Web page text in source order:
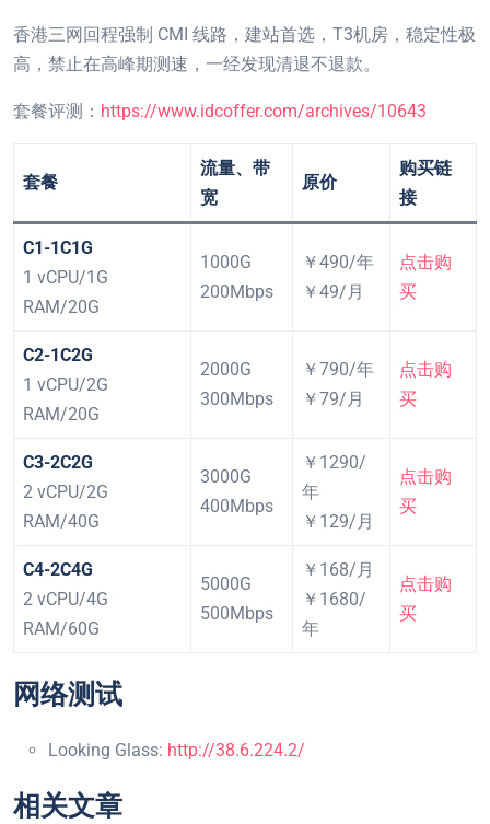
香港三网回程强制 CMI 线路，建站首选，T3机房，稳定性极
高，禁止在高峰期测速，一经发现清退不退款。
套餐评测： https://www.idcoffer.com/archives/10643
套餐
流量、带
宽
原价
购买链
接
C1-1C1G
1 vCPU/1G
RAM/20G
1000G
200Mbps
￥490/年
￥49/月
点击购
买
C2-1C2G
1 vCPU/2G
RAM/20G
2000G
300Mbps
￥790/年
￥79/月
点击购
买
C3-2C2G
2 vCPU/2G
RAM/40G
3000G
400Mbps
￥1290/
年
￥129/月
点击购
买
C4-2C4G
2 vCPU/4G
RAM/60G
5000G
500Mbps
￥168/月
￥1680/
年
点击购
买
网络测试
Looking Glass: http://38.6.224.2/
相关文章